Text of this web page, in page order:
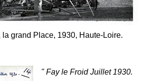
la grand Place, 1930, Haute-Loire.
" Fay le Froid Juillet 1930.